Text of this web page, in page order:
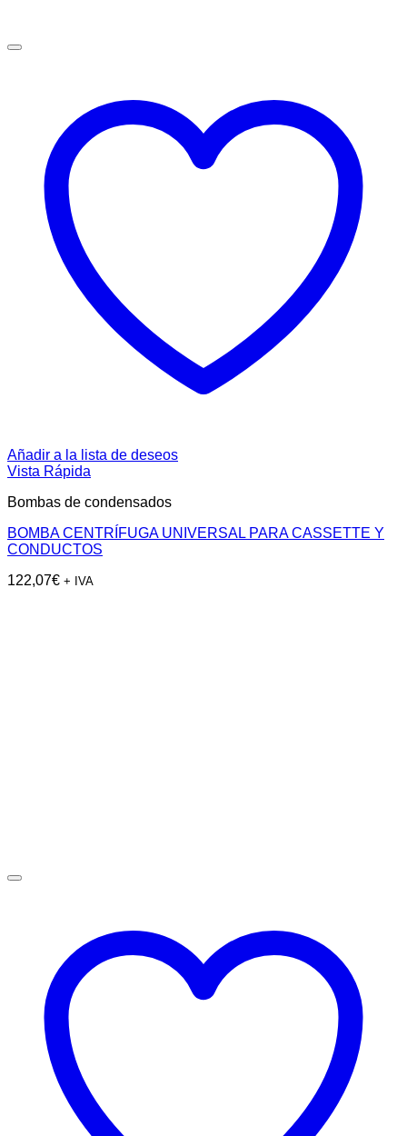
Añadir a la lista de deseos
Vista Rápida
Bombas de condensados
BOMBA CENTRÍFUGA UNIVERSAL PARA CASSETTE Y
CONDUCTOS
122,07€ + IVA